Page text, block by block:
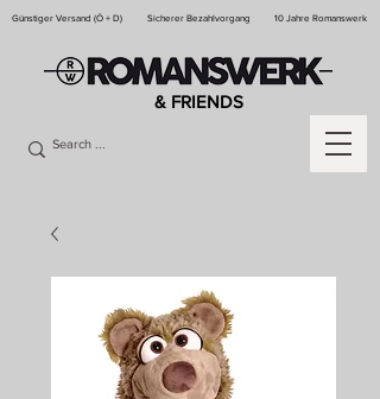
Günstiger Versand (Ö + D) Sicherer Bezahlvorgang 10 Jahre Romanswerk
& FRIENDS